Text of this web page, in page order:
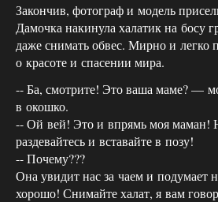
Закончив, фотограф и модель
Дамочка накинула халатик на босу
даже снимать обвес. Мирно и легко
о красоте и спасении мира.
-- Ба, смотрите! Это ваша маме? —
в окошко.
-- Ой вей! Это и впрямь моя маман!
раздевайтесь и вставайте в позу!
-- Почему???
Она увидит нас за чаем и подумает
хорошо! Снимайте халат, я вам